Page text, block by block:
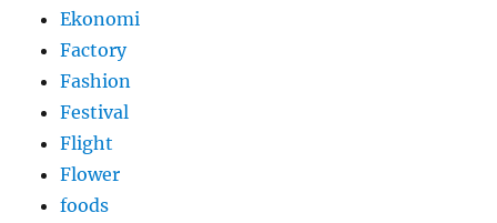
Ekonomi
Factory
Fashion
Festival
Flight
Flower
foods